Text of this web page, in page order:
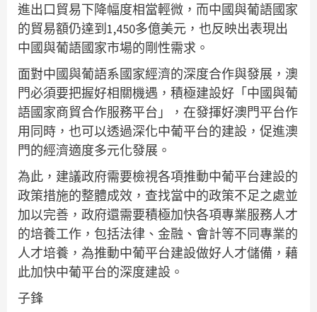
進出口貿易下降幅度相當輕微，而中國與葡語國家
的貿易額仍達到1,450多億美元，也反映出表現出
中國與葡語國家市場的剛性需求。
面對中國與葡語系國家經濟的深度合作與發展，澳
門必須要把握好相關機遇，積極建設好「中國與葡
語國家商貿合作服務平台」，在發揮好澳門平台作
用同時，也可以透過深化中葡平台的建設，促進澳
門的經濟適度多元化發展。
為此，建議政府需要檢視各項推動中葡平台建設的
政策措施的整體成效，查找當中的政策不足之處並
加以完善，政府還需要積極加快各項專業服務人才
的培養工作，包括法律、金融、會計等不同專業的
人才培養，為推動中葡平台建設做好人才儲備，藉
此加快中葡平台的深度建設。
子鋒